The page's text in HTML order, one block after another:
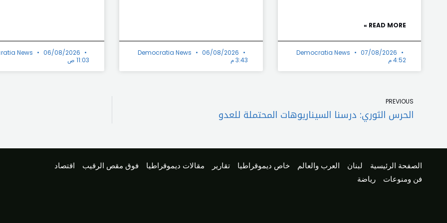
READ MORE »
Democratia News
07/08/2026
4:52 م
Democratia News
06/08/2026
3:43 م
News
06/08/2026
11:03 ص
PREVIOUS
الحرس الثوري: درسنا السيناريوهات المحتملة للعدو
الصفحة الرئيسية لبنان العرب والعالم خاص ديموقراطيا تقارير مقالات ديموقراطيا فوق مقص الرقيب
اقتصاد
فن ومنوعات
رياضة